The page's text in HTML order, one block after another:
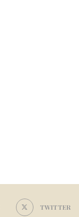
TWITTER